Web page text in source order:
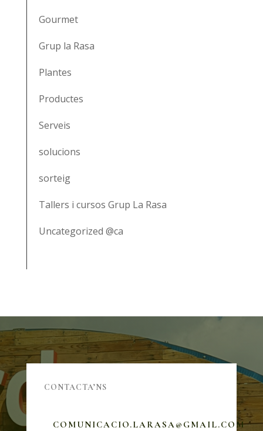
Gourmet
Grup la Rasa
Plantes
Productes
Serveis
solucions
sorteig
Tallers i cursos Grup La Rasa
Uncategorized @ca
CONTACTA’NS
COMUNICACIO.LARASA@GMAIL.COM